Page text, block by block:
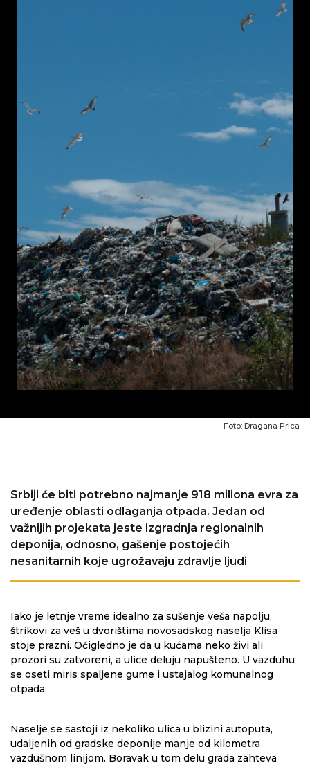
Foto: Dragana Prica
Srbiji će biti potrebno najmanje 918 miliona evra za
uređenje oblasti odlaganja otpada. Jedan od
važnijih projekata jeste izgradnja regionalnih
deponija, odnosno, gašenje postojećih
nesanitarnih koje ugrožavaju zdravlje ljudi
Iako je letnje vreme idealno za sušenje veša napolju,
štrikovi za veš u dvorištima novosadskog naselja Klisa
stoje prazni. Očigledno je da u kućama neko živi ali
prozori su zatvoreni, a ulice deluju napušteno. U vazduhu
se oseti miris spaljene gume i ustajalog komunalnog
otpada.
Naselje se sastoji iz nekoliko ulica u blizini autoputa,
udaljenih od gradske deponije manje od kilometra
vazdušnom linijom. Boravak u tom delu grada zahteva